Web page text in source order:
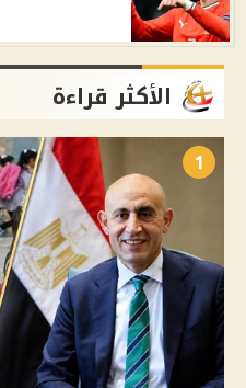
الأكثر قراءة
1